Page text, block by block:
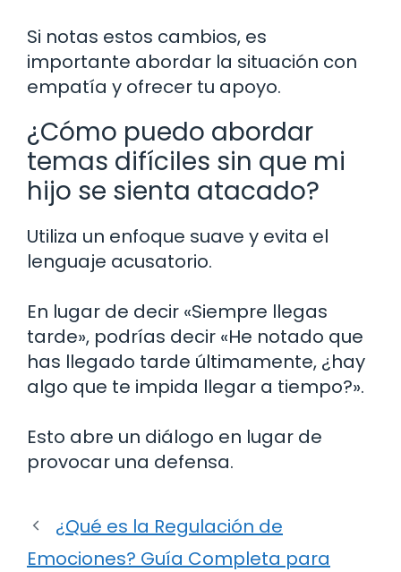
Si notas estos cambios, es
importante abordar la situación con
empatía y ofrecer tu apoyo.
¿Cómo puedo abordar
temas difíciles sin que mi
hijo se sienta atacado?
Utiliza un enfoque suave y evita el
lenguaje acusatorio.
En lugar de decir «Siempre llegas
tarde», podrías decir «He notado que
has llegado tarde últimamente, ¿hay
algo que te impida llegar a tiempo?».
Esto abre un diálogo en lugar de
provocar una defensa.
¿Qué es la Regulación de
Emociones? Guía Completa para